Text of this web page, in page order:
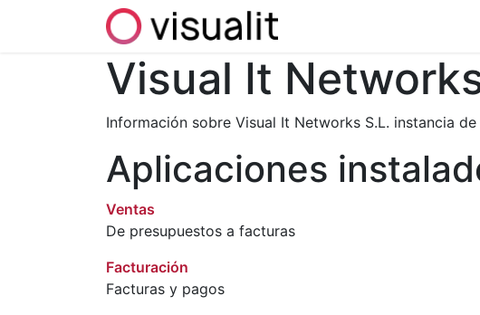
Visual It
Información sobre Visual It Networks S.L. instancia de
Aplicaciones
Ventas
De presupuestos a facturas
Facturación
Facturas y pagos